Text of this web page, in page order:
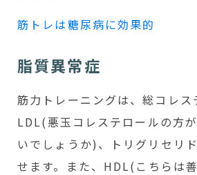
筋トレは糖尿病に効果的
脂質異常症
筋力トレーニングは、総コレス
LDL(悪玉コレステロールの方
いでしょうか)、トリグリセリ
せます。また、HDL(こちらは